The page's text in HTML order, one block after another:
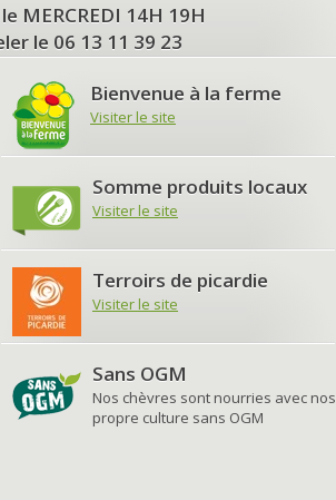
MERCREDI 14H 19H
le 06 13 11 39 23
Bienvenue à la ferme
Visiter le site
Somme produits locaux
Visiter le site
Terroirs de picardie
Visiter le site
Sans OGM
Nos chèvres sont nourries avec nos
propre culture sans OGM